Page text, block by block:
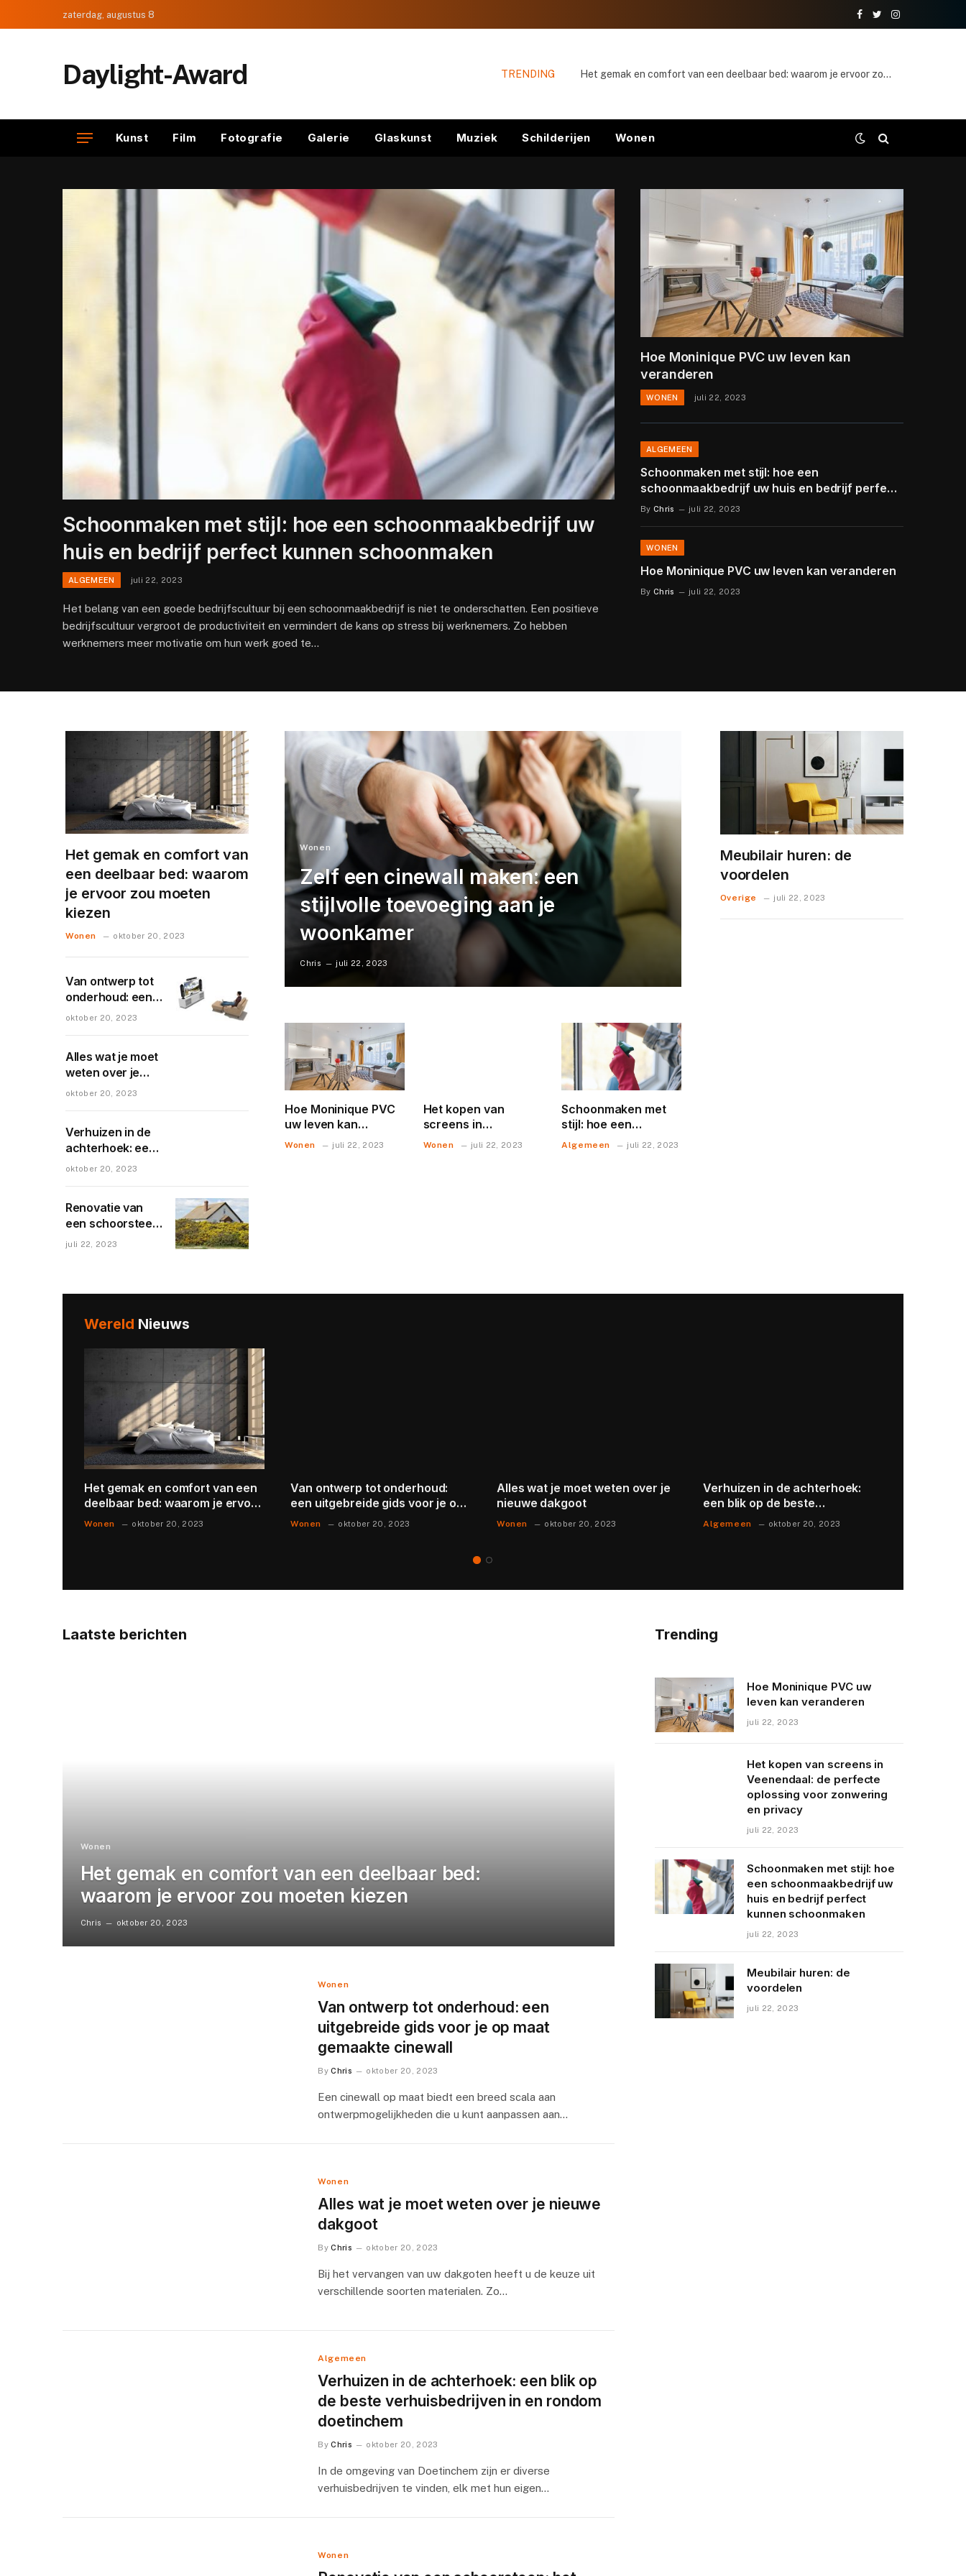
zaterdag, augustus 8
Facebook
TwitterInstagram
Daylight-Award TRENDING Het gemak en comfort van een deelbaar bed: waarom je ervoor zou moeten kiezen
Kunst Film Fotografie Galerie Glaskunst Muziek Schilderijen Wonen
Schoonmaken met stijl: hoe een schoonmaakbedrijf uw
huis en bedrijf perfect kunnen schoonmaken
ALGEMEEN juli 22, 2023
Het belang van een goede bedrijfscultuur bij een schoonmaakbedrijf is niet te onderschatten. Een positieve
bedrijfscultuur vergroot de productiviteit en vermindert de kans op stress bij werknemers. Zo hebben
werknemers meer motivatie om hun werk goed te…
Hoe Moninique PVC uw leven kan
veranderen
WONEN juli 22, 2023
ALGEMEEN
Schoonmaken met stijl: hoe een
schoonmaakbedrijf uw huis en bedrijf perfect
kunnen schoonmaken
By Chris juli 22, 2023
WONEN
Hoe Moninique PVC uw leven kan veranderen
By Chris juli 22, 2023
Het gemak en comfort van
een deelbaar bed: waarom
je ervoor zou moeten
kiezen
Wonen oktober 20, 2023
Van ontwerp tot
onderhoud: een
uitgebreide gids
cinewall
oktober 20, 2023
Alles wat je moet
weten over je
nieuwe dakgoot
oktober 20, 2023
Verhuizen in de
achterhoek: een
blik op de beste
doetinchem
oktober 20, 2023
Renovatie van
een schoorsteen:
het behoud van
juli 22, 2023
Wonen
Zelf een cinewall maken: een
stijlvolle toevoeging aan je
woonkamer
Chris juli 22, 2023
Hoe Moninique PVC
uw leven kan
veranderen
Wonen juli 22, 2023
Het kopen van
screens in
Veenendaal: de
perfecte oplossing
Wonen juli 22, 2023
Schoonmaken met
stijl: hoe een
schoonmaakbedrijf
uw huis en bedrijf
Algemeen juli 22, 2023
Meubilair huren: de
voordelen
Overige juli 22, 2023
Wereld Nieuws
Het gemak en comfort van een
deelbaar bed: waarom je ervoor
zou moeten kiezen
Wonen oktober 20, 2023
Van ontwerp tot onderhoud:
een uitgebreide gids voor je op
maat gemaakte cinewall
Wonen oktober 20, 2023
Alles wat je moet weten over je
nieuwe dakgoot
Wonen oktober 20, 2023
Verhuizen in de achterhoek:
een blik op de beste
verhuisbedrijven in en rondom
doetinchem
Algemeen oktober 20, 2023
Laatste berichten
Wonen
Het gemak en comfort van een deelbaar bed:
waarom je ervoor zou moeten kiezen
Chris oktober 20, 2023
Wonen
Van ontwerp tot onderhoud: een
uitgebreide gids voor je op maat
gemaakte cinewall
By Chris oktober 20, 2023
Een cinewall op maat biedt een breed scala aan
ontwerpmogelijkheden die u kunt aanpassen aan…
Wonen
Alles wat je moet weten over je nieuwe
dakgoot
By Chris oktober 20, 2023
Bij het vervangen van uw dakgoten heeft u de keuze uit
verschillende soorten materialen. Zo…
Algemeen
Verhuizen in de achterhoek: een blik op
de beste verhuisbedrijven in en rondom
doetinchem
By Chris oktober 20, 2023
In de omgeving van Doetinchem zijn er diverse
verhuisbedrijven te vinden, elk met hun eigen…
Wonen
Trending
Hoe Moninique PVC uw
leven kan veranderen
juli 22, 2023
Het kopen van screens in
Veenendaal: de perfecte
oplossing voor zonwering
en privacy
juli 22, 2023
Schoonmaken met stijl: hoe
een schoonmaakbedrijf uw
huis en bedrijf perfect
kunnen schoonmaken
juli 22, 2023
Meubilair huren: de
voordelen
juli 22, 2023